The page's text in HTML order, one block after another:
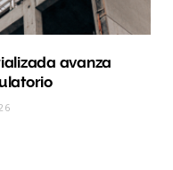
avanza